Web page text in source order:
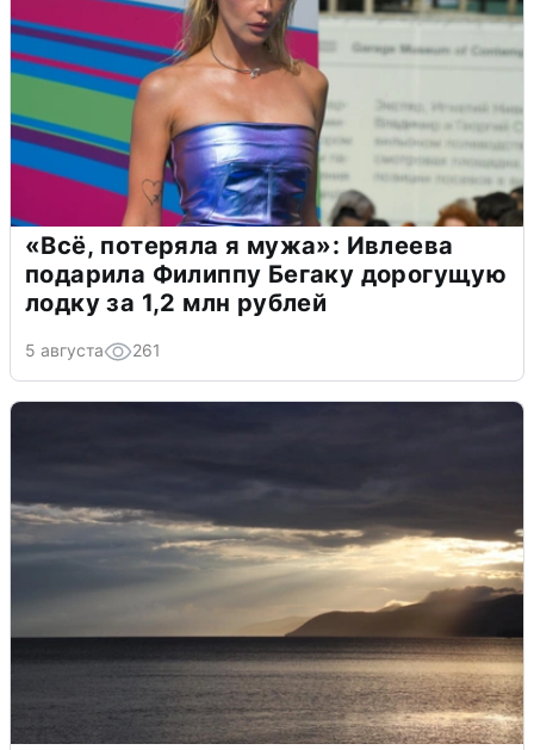
«Всё, потеряла я мужа»: Ивлеева
подарила Филиппу Бегаку дорогущую
лодку за 1,2 млн рублей
5 августа 261